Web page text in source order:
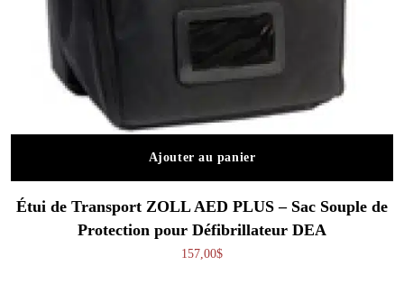
Ajouter au panier
Étui de Transport ZOLL AED PLUS – Sac Souple de
Protection pour Défibrillateur DEA
157,00$